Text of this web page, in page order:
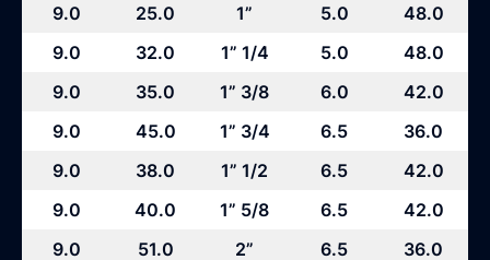
9.0
25.0 1” 5.0
48.0
9.0
32.0 1” 1/4 5.0
48.0
9.0
35.0 1” 3/8 6.0
42.0
9.0
45.0 1” 3/4 6.5
36.0
9.0
38.0 1” 1/2 6.5
42.0
9.0
40.0 1” 5/8 6.5
42.0
9.0
51.0 2” 6.5
36.0